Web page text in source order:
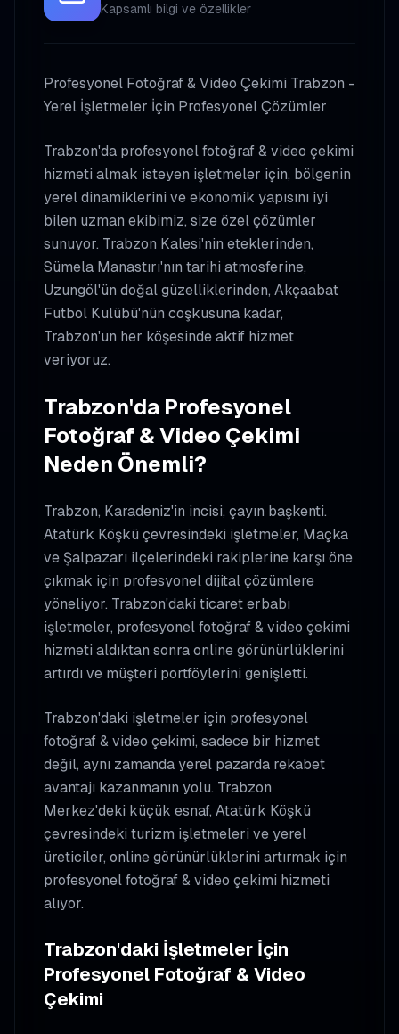
Kapsamlı bilgi ve özellikler
Profesyonel Fotoğraf & Video Çekimi Trabzon -
Yerel İşletmeler İçin Profesyonel Çözümler
Trabzon'da profesyonel fotoğraf & video çekimi
hizmeti almak isteyen işletmeler için, bölgenin
yerel dinamiklerini ve ekonomik yapısını iyi
bilen uzman ekibimiz, size özel çözümler
sunuyor. Trabzon Kalesi'nin eteklerinden,
Sümela Manastırı'nın tarihi atmosferine,
Uzungöl'ün doğal güzelliklerinden, Akçaabat
Futbol Kulübü'nün coşkusuna kadar,
Trabzon'un her köşesinde aktif hizmet
veriyoruz.
Trabzon'da Profesyonel
Fotoğraf & Video Çekimi
Neden Önemli?
Trabzon, Karadeniz'in incisi, çayın başkenti.
Atatürk Köşkü çevresindeki işletmeler, Maçka
ve Şalpazarı ilçelerindeki rakiplerine karşı öne
çıkmak için profesyonel dijital çözümlere
yöneliyor. Trabzon'daki ticaret erbabı
işletmeler, profesyonel fotoğraf & video çekimi
hizmeti aldıktan sonra online görünürlüklerini
artırdı ve müşteri portföylerini genişletti.
Trabzon'daki işletmeler için profesyonel
fotoğraf & video çekimi, sadece bir hizmet
değil, aynı zamanda yerel pazarda rekabet
avantajı kazanmanın yolu. Trabzon
Merkez'deki küçük esnaf, Atatürk Köşkü
çevresindeki turizm işletmeleri ve yerel
üreticiler, online görünürlüklerini artırmak için
profesyonel fotoğraf & video çekimi hizmeti
alıyor.
Trabzon'daki İşletmeler İçin
Profesyonel Fotoğraf & Video
Çekimi